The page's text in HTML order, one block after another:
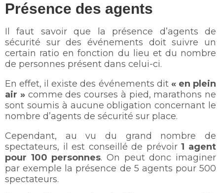
Présence des agents
Il faut savoir que la présence d’agents de
sécurité sur des événements doit suivre un
certain ratio en fonction du lieu et du nombre
de personnes présent dans celui-ci.
En effet, il existe des événements dit « en plein
air »comme des courses à pied, marathons ne
sont soumis à aucune obligation concernant le
nombre d’agents de sécurité sur place.
Cependant, au vu du grand nombre de
spectateurs, il est conseillé de prévoir1 agent
pour 100 personnes. On peut donc imaginer
par exemple la présence de 5 agents pour 500
spectateurs.